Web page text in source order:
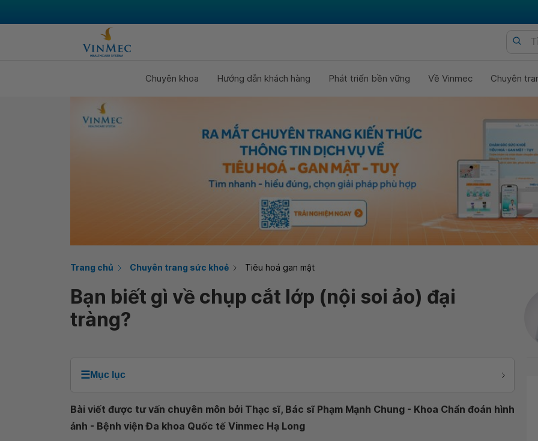
Chuyên khoa Hướng dẫn khách hàng Phát triển bền vững Về Vinmec Chuyên
Trang chủ Chuyên trang sức khoẻ Tiêu hoá gan mật
Bạn biết gì về chụp cắt lớp (nội soi ảo) đại
tràng?
☰Mục lục
Bài viết được tư vấn chuyên môn bởi Thạc sĩ, Bác sĩ Phạm Mạnh Chung - Khoa Chẩn đoán hình
ảnh - Bệnh viện Đa khoa Quốc tế Vinmec Hạ Long